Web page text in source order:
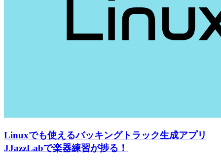
Linuxでも使えるバッキングトラック生成アプリ
JJazzLabで楽器練習が捗る！